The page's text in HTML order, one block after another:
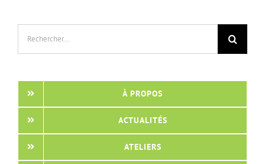
À PROPOS
ACTUALITÉS
ATELIERS